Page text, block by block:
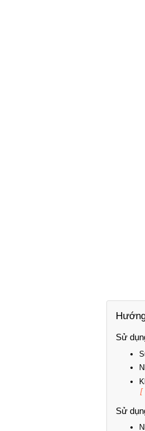
Sử
[
Sử